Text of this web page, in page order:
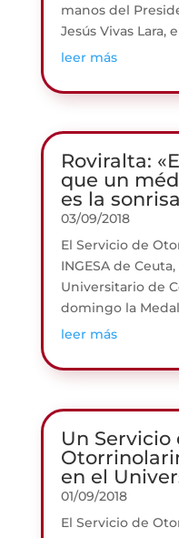
manos del
Jesús Vivas Lara,
leer más
Roviralta:
que un
es la
03/09/2018
El Servicio de
INGESA de
Universitario de
domingo la
leer más
Un Servicio
en el
01/09/2018
El Servicio de